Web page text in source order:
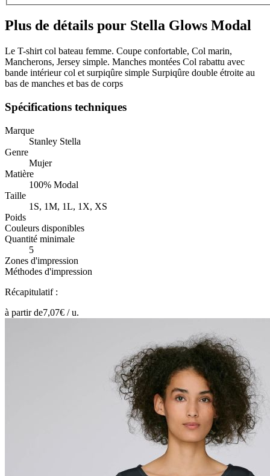
Plus de détails pour Stella Glows Modal
Le T-shirt col bateau femme. Coupe confortable, Col marin,
Mancherons, Jersey simple. Manches montées Col rabattu avec
bande intérieur col et surpiqûre simple Surpiqûre double étroite au
bas de manches et bas de corps
Spécifications techniques
Marque
Stanley Stella
Genre
Mujer
Matière
100% Modal
Taille
1S, 1M, 1L, 1X, XS
Poids
Couleurs disponibles
Quantité minimale
5
Zones d'impression
Méthodes d'impression
Récapitulatif :
à partir de7,07€ /u.